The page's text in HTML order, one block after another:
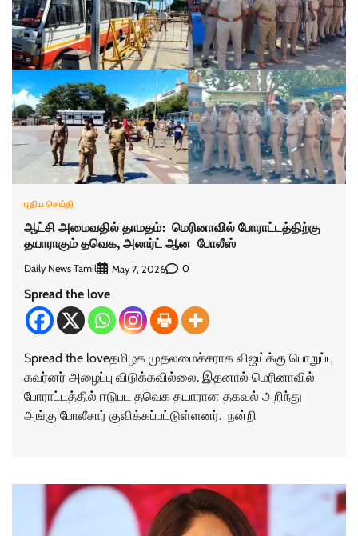
புதிய செய்தி
ஆட்சி அமைவதில் தாமதம்: மெரினாவில் போராட்டத்திற்கு
தயாராகும் தவெக, அலார்ட் ஆன போலீஸ்
Daily News Tamil May 7, 2026 0
Spread the love
Spread the loveதமிழக முதலமைச்சராக விஜய்க்கு பொறுப்பு
கவர்னர் அழைப்பு விடுக்கவில்லை. இதனால் மெரினாவில்
போராட்டத்தில் ஈடுபட தவெக தயாரான தகவல் அறிந்து
அங்கு போலீசார் குவிக்கப்பட்டுள்ளனர். நன்றி